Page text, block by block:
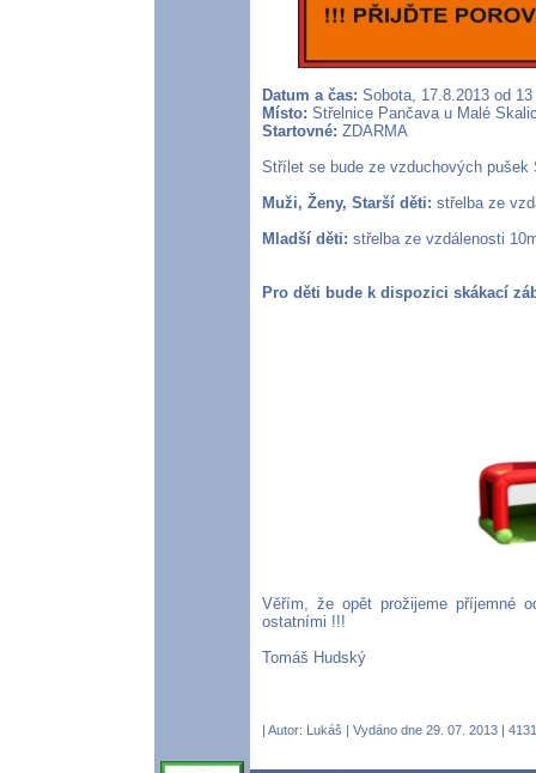
Datum a čas: Sobota, 17.8.2013 od 13
Místo: Střelnice Pančava u Malé
Startovné: ZDARMA
Střílet se bude ze vzduchových
Muži, Ženy, Starší děti: střelba ze
Mladší děti: střelba ze vzdálenosti
Pro děti bude k dispozici skákací
Věřím, že opět prožijeme příjemné
ostatními !!!
Tomáš Hudský
| Autor: Lukáš | Vydáno dne 29. 07. 2013 |